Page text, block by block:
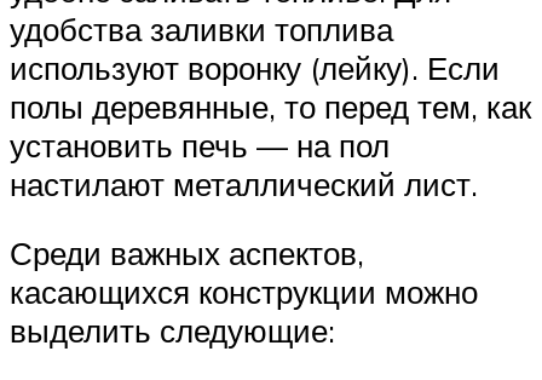
удобства заливки топлива
используют воронку (лейку). Если
полы деревянные, то перед тем, как
установить печь — на пол
настилают металлический лист.
Среди важных аспектов,
касающихся конструкции можно
выделить следующие: